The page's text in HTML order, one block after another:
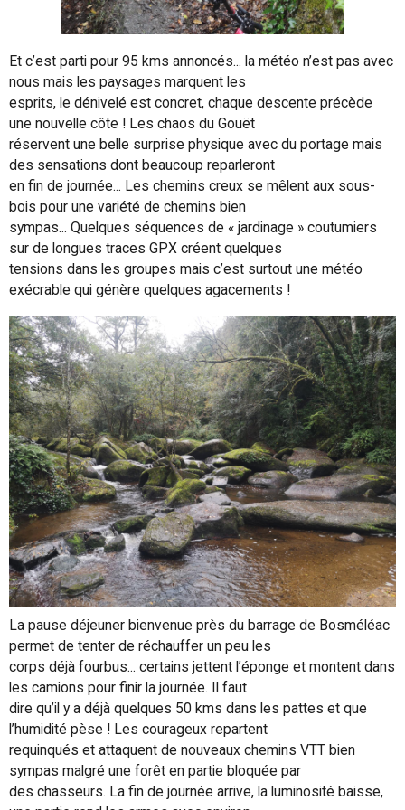
Et c’est parti pour 95 kms annoncés... la météo n’est pas avec
nous mais les paysages marquent les
esprits, le dénivelé est concret, chaque descente précède
une nouvelle côte ! Les chaos du Gouët
réservent une belle surprise physique avec du portage mais
des sensations dont beaucoup reparleront
en fin de journée... Les chemins creux se mêlent aux sous-
bois pour une variété de chemins bien
sympas... Quelques séquences de « jardinage » coutumiers
sur de longues traces GPX créent quelques
tensions dans les groupes mais c’est surtout une météo
exécrable qui génère quelques agacements !
La pause déjeuner bienvenue près du barrage de Bosméléac
permet de tenter de réchauffer un peu les
corps déjà fourbus... certains jettent l’éponge et montent dans
les camions pour finir la journée. Il faut
dire qu’il y a déjà quelques 50 kms dans les pattes et que
l’humidité pèse ! Les courageux repartent
requinqués et attaquent de nouveaux chemins VTT bien
sympas malgré une forêt en partie bloquée par
des chasseurs. La fin de journée arrive, la luminosité baisse,